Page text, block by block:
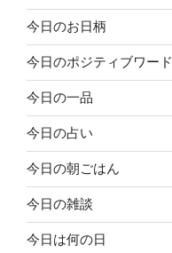
今日のお日柄
今日のポジティブワード
今日の一品
今日の占い
今日の朝ごはん
今日の雑談
今日は何の日